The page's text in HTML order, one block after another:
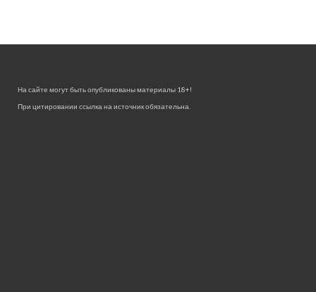
На сайте могут быть опубликованы материалы 18+!
При цитировании ссылка на источник обязательна.